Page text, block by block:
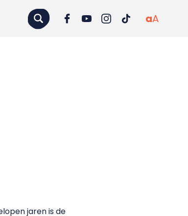
aA
jaren is de